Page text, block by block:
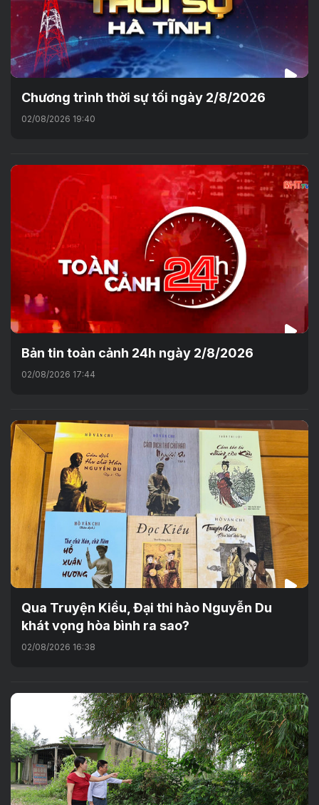
Chương trình thời sự tối ngày 2/8/2026
02/08/2026 19:40
Bản tin toàn cảnh 24h ngày 2/8/2026
02/08/2026 17:44
Qua Truyện Kiều, Đại thi hào Nguyễn Du
khát vọng hòa bình ra sao?
02/08/2026 16:38